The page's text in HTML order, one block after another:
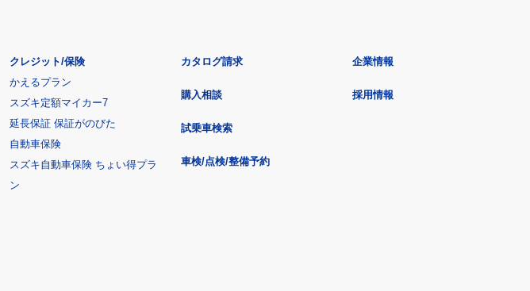
クレジット/保険
かえるプラン
スズキ定額マイカー7
延長保証 保証がのびた
自動車保険
スズキ自動車保険 ちょい得プラ
ン
カタログ請求
購入相談
試乗車検索
車検/点検/整備予約
企業情報
採用情報